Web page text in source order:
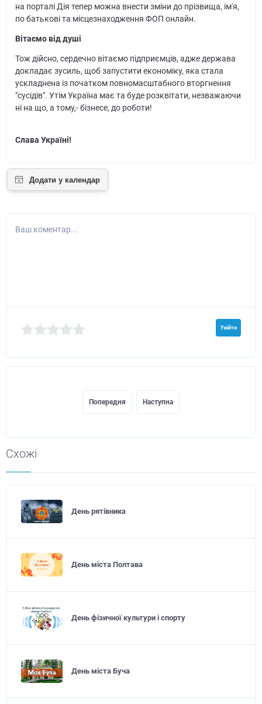
на порталі Дія тепер можна внести зміни до прізвища, ім'я,
по батькові та місцезнаходження ФОП онлайн.
Вітаємо від душі
Тож дійсно, сердечно вітаємо підприємців, адже держава
докладає зусиль, щоб запустити економіку, яка стала
ускладнена із початком повномасштабного вторгнення
"сусідів". Утім Україна має та буде розквітати, незважаючи
ні на що, а тому,- бізнесе, до роботи!
Слава Україні!
Ваш коментар...
Увійти
Попередня Наступна
Схожі
День рятівника
День міста Полтава
День фізичної культури і спорту
День міста Буча